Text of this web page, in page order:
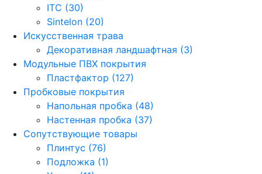
ITC (30)
Sintelon (20)
Искусственная трава
Декоративная ландшафтная (3)
Модульные ПВХ покрытия
Пластфактор (127)
Пробковые покрытия
Напольная пробка (48)
Настенная пробка (37)
Сопутствующие товары
Плинтус (76)
Подложка (1)